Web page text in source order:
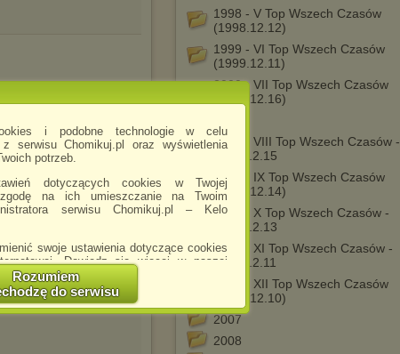
i podobne technologie w celu
serwisu Chomikuj.pl oraz wyświetlenia
potrzeb.
dotyczących cookies w Twojej
na ich umieszczanie na Twoim
serwisu Chomikuj.pl – Kelo
swoje ustawienia dotyczące cookies
Dowiedz się więcej w naszej
chomikuj.pl/PolitykaPrywatnosci.aspx
że zmiana ustawień przeglądarki może
ze strony Chomikuj.pl.
zgody na akceptację cookies niestety
Rozumiem
do serwisu
1998 - V Top Wszech Czasów
(1998.12.12)
1999 - VI Top Wszech Czasów
(1999.12.11)
2000 - VII Top Wszech Czasów
(2000.12.16)
2001 - VIII Top Wszech Czasów -
2001.12.15
2002 - IX Top Wszech Czasów
(2002.12.14)
2003 - X Top Wszech Czasów -
2003.12.13
2004 - XI Top Wszech Czasów -
2004.12.11
2005 - XII Top Wszech Czasów
(2005.12.10)
2007
2008